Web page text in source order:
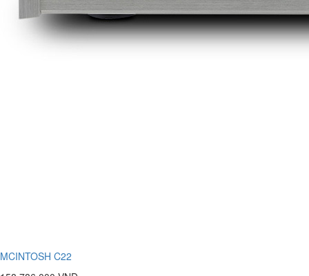
MCINTOSH C22